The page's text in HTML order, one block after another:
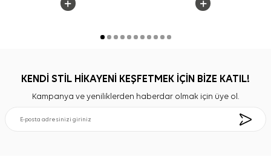
KENDİ STİL HİKAYENİ KEŞFETMEK İÇİN BİZE KATIL!
Kampanya ve yeniliklerden haberdar olmak için üye ol.